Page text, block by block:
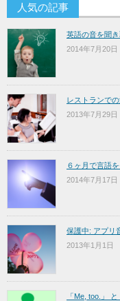
人気の記事
英語の音を聞き
2014年7月20日
レストランで
2013年7月29日
６ヶ月で言語
2014年7月17日
保護中: アプリ
2013年1月1日
「Me, too.」